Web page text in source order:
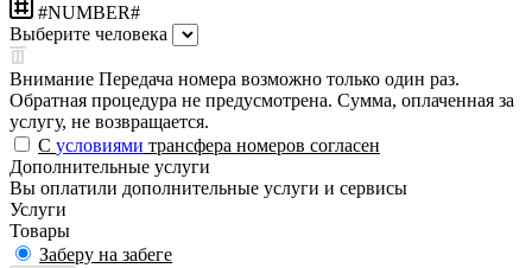
#NUMBER#
Выберите человека
Внимание Передача номера возможно только один раз.
Обратная процедура не предусмотрена. Сумма, оплаченная за
услугу, не возвращается.
С условиями трансфера номеров согласен
Дополнительные услуги
Вы оплатили дополнительные услуги и сервисы
Услуги
Товары
Заберу на забеге